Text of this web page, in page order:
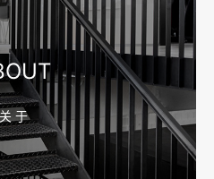
选？先看产品询盘字段
官网帮助客户判断实力
关 于